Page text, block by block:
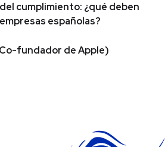
cumplimiento: ¿qué deben
españolas?
fundador de Apple)